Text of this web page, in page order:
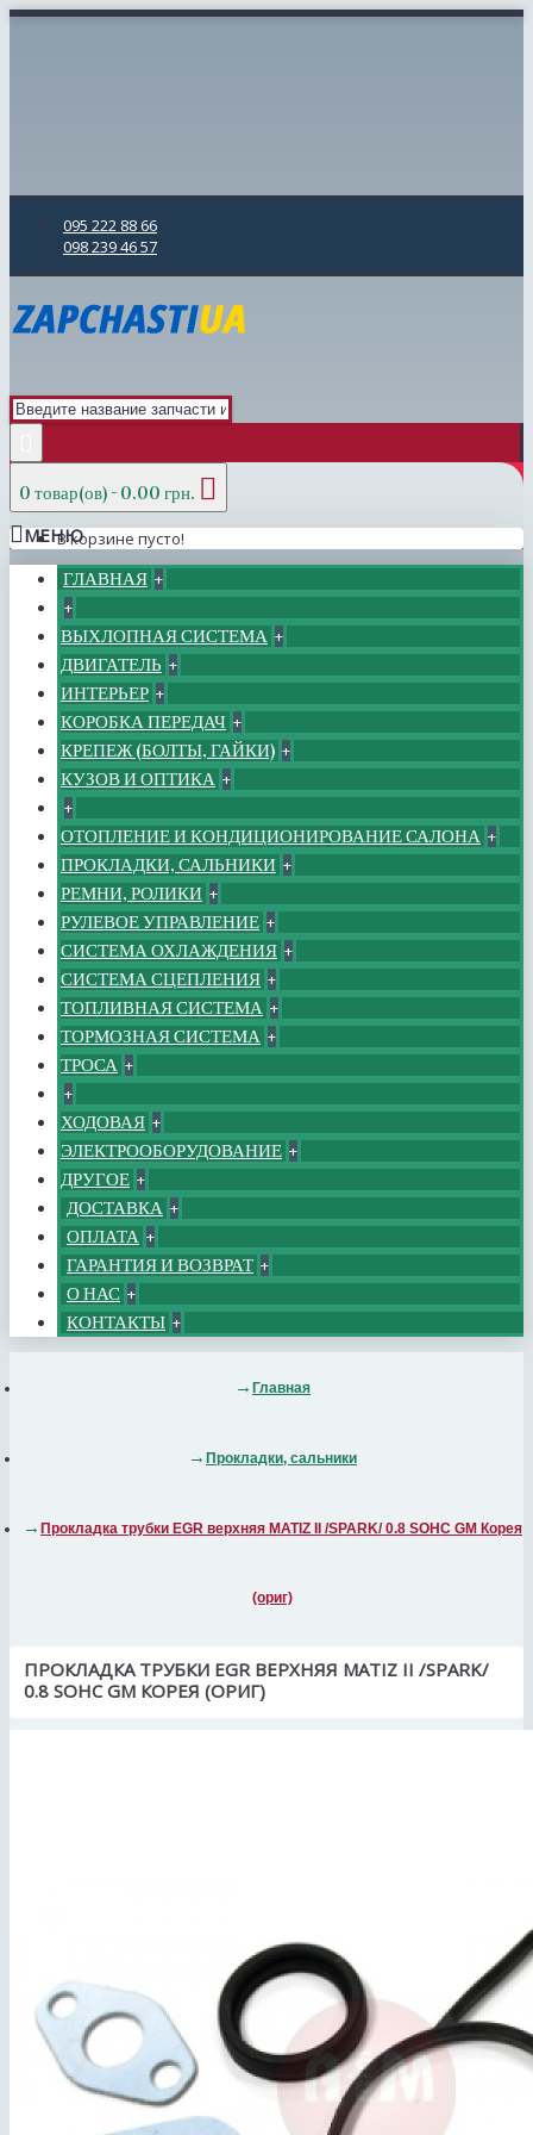
095 222 88 66
098 239 46 57
0 товар(ов) - 0.00 грн.
В корзине пусто!
МЕНЮ
ГЛАВНАЯ +
+
ВЫХЛОПНАЯ СИСТЕМА +
ДВИГАТЕЛЬ +
ИНТЕРЬЕР +
КОРОБКА ПЕРЕДАЧ +
КРЕПЕЖ (БОЛТЫ, ГАЙКИ) +
КУЗОВ И ОПТИКА +
+
ОТОПЛЕНИЕ И КОНДИЦИОНИРОВАНИЕ САЛОНА +
ПРОКЛАДКИ, САЛЬНИКИ +
РЕМНИ, РОЛИКИ +
РУЛЕВОЕ УПРАВЛЕНИЕ +
СИСТЕМА ОХЛАЖДЕНИЯ +
СИСТЕМА СЦЕПЛЕНИЯ +
ТОПЛИВНАЯ СИСТЕМА +
ТОРМОЗНАЯ СИСТЕМА +
ТРОСА +
+
ХОДОВАЯ +
ЭЛЕКТРООБОРУДОВАНИЕ +
ДРУГОЕ +
ДОСТАВКА +
ОПЛАТА +
ГАРАНТИЯ И ВОЗВРАТ +
О НАС +
КОНТАКТЫ +
Главная
Прокладки, сальники
Прокладка трубки EGR верхняя MATIZ II /SPARK/ 0.8 SOHC GM Корея
(ориг)
ПРОКЛАДКА ТРУБКИ EGR ВЕРХНЯЯ MATIZ II /SPARK/
0.8 SOHC GM КОРЕЯ (ОРИГ)